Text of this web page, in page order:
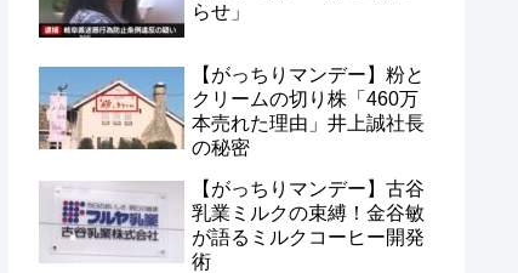
らせ」
【がっちりマンデー】粉と
クリームの切り株「460万
本売れた理由」井上誠社長
の秘密
【がっちりマンデー】古谷
乳業ミルクの束縛！金谷敏
が語るミルクコーヒー開発
術